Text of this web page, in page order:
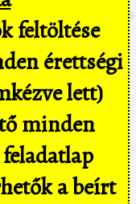
feltöltése
érettségi
lett)
minden
a beírt